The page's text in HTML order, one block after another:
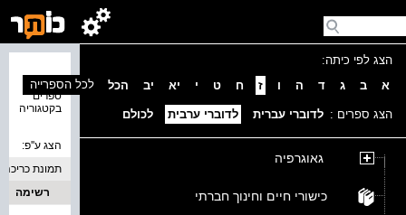
הצג לפי כיתה:
א
ב ג ד ה ו ז ח ט י יא יב הכל
הצג ספרים : לדוברי עברית לדוברי ערבית לכולם
גאוגרפיה
כישורי חיים וחינוך חברתי
ספרים
בקטגוריה
לכל הספרייה
הצג ע''פ:
תמונת כריכה
רשימה